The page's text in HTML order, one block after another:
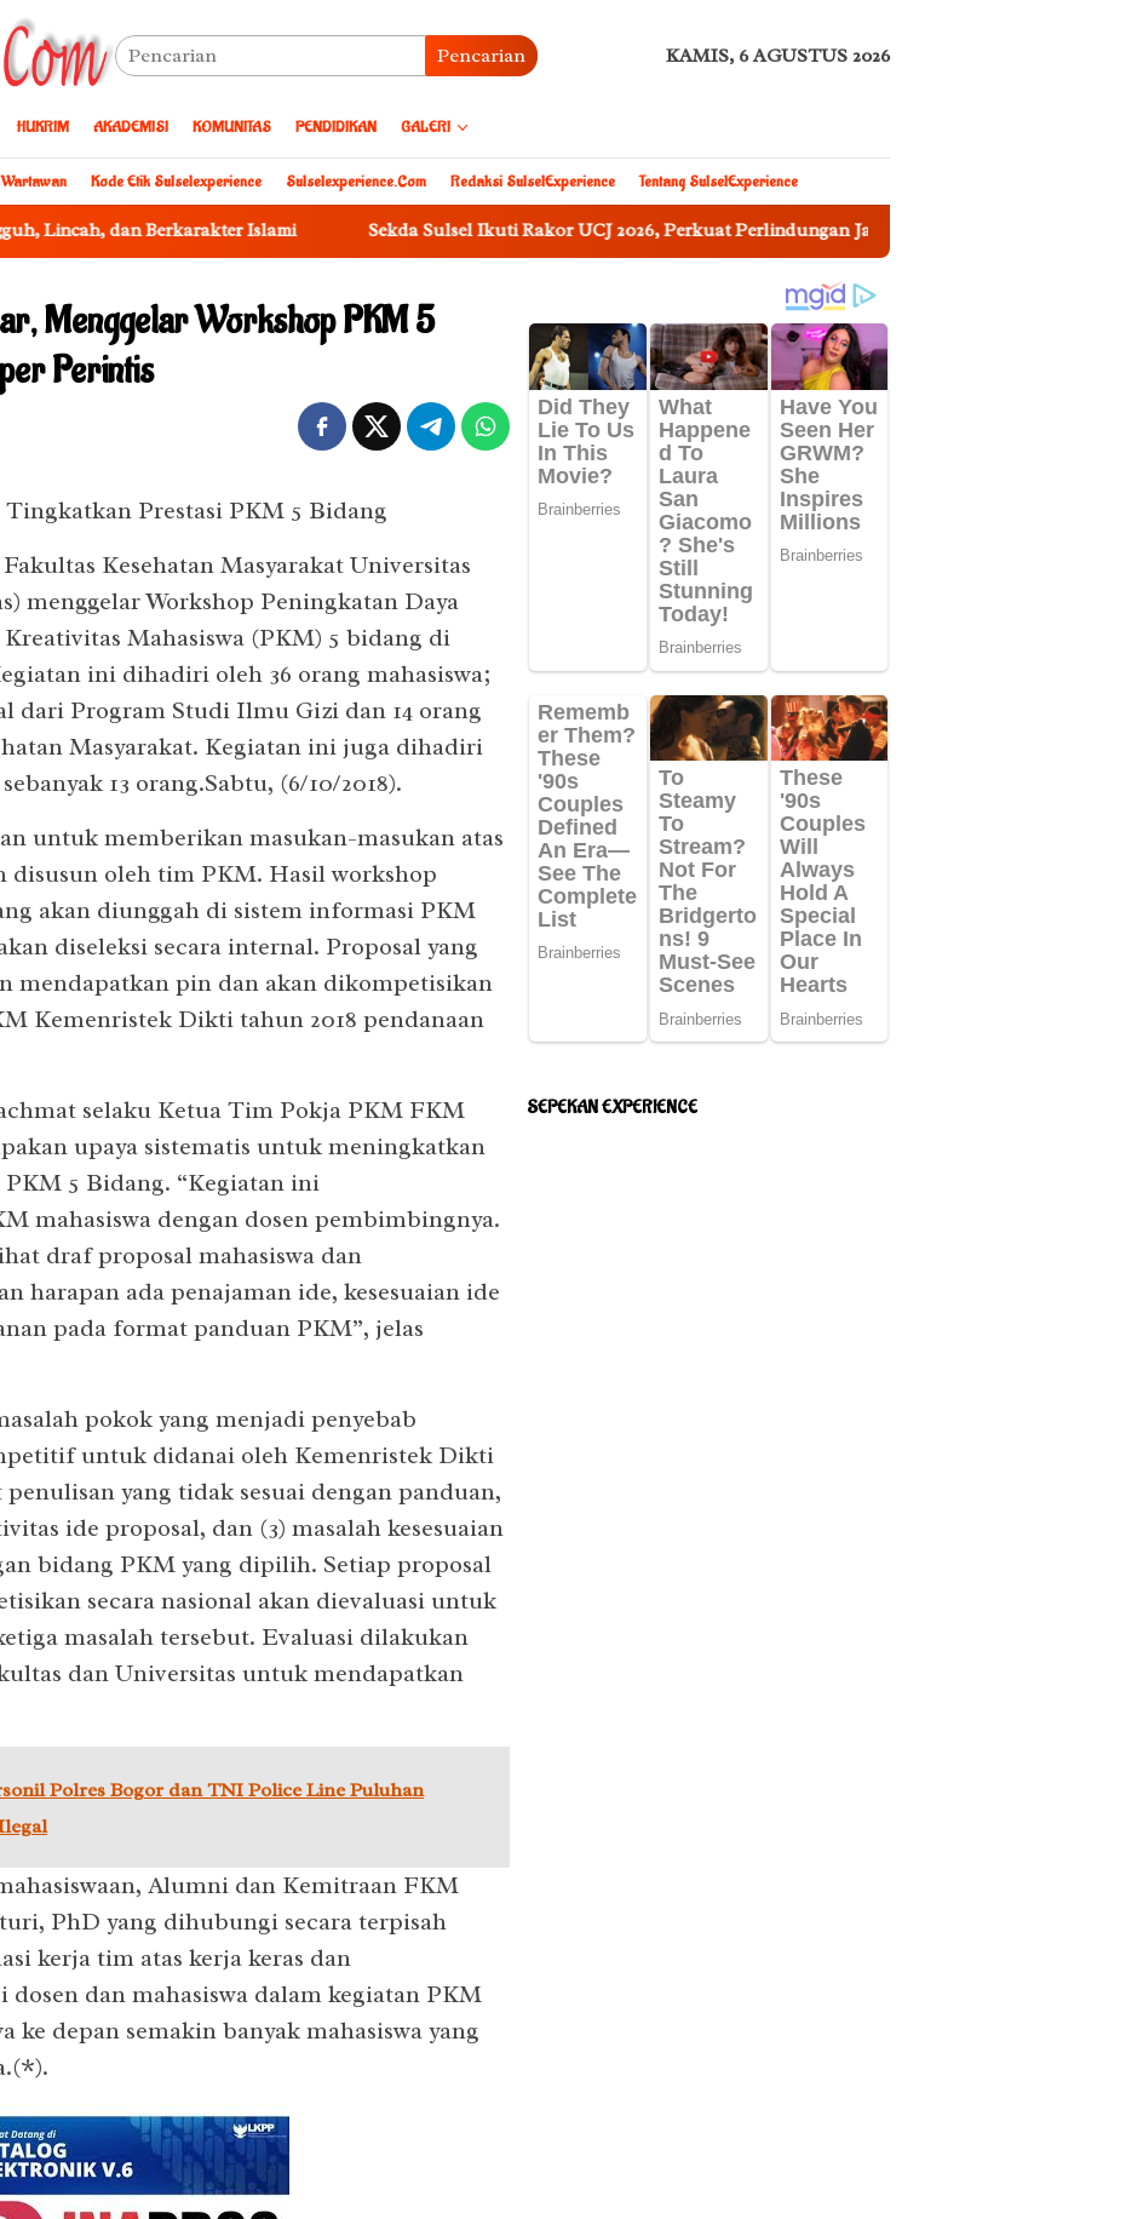
Pencarian KAMIS, 6 AGUSTUS 2026
HUKRIM AKADEMISI KOMUNITAS PENDIDIKAN GALERI
Kode Etik Sulselexperience Sulselexperience.com Redaksi SulselExperience Tentang SulselExperience
dan Berkarakter Islami Sekda Sulsel Ikuti Rakor UCJ 2026, Perkuat Perlindungan Jaminan Sosial bagi Pekerja Rentan
Menggelar Workshop PKM 5
Perintis
Prestasi PKM 5 Bidang
Kesehatan Masyarakat Universitas
menggelar Workshop Peningkatan Daya
Mahasiswa (PKM) 5 bidang di
ini dihadiri oleh 36 orang mahasiswa;
dari Program Studi Ilmu Gizi dan 14 orang
Masyarakat. Kegiatan ini juga dihadiri
13 orang.Sabtu, (6/10/2018).
untuk memberikan masukan-masukan atas
disusun oleh tim PKM. Hasil workshop
akan diunggah di sistem informasi PKM
diseleksi secara internal. Proposal yang
mendapatkan pin dan akan dikompetisikan
Kemenristek Dikti tahun 2018 pendanaan
selaku Ketua Tim Pokja PKM FKM
upaya sistematis untuk meningkatkan
PKM 5 Bidang. “Kegiatan ini
mahasiswa dengan dosen pembimbingnya.
draf proposal mahasiswa dan
harapan ada penajaman ide, kesesuaian ide
pada format panduan PKM”, jelas
pokok yang menjadi penyebab
untuk didanai oleh Kemenristek Dikti
yang tidak sesuai dengan panduan,
ide proposal, dan (3) masalah kesesuaian
bidang PKM yang dipilih. Setiap proposal
secara nasional akan dievaluasi untuk
masalah tersebut. Evaluasi dilakukan
dan Universitas untuk mendapatkan
Polres Bogor dan TNI Police Line Puluhan
Alumni dan Kemitraan FKM
PhD yang dihubungi secara terpisah
kerja tim atas kerja keras dan
dan mahasiswa dalam kegiatan PKM
ke depan semakin banyak mahasiswa yang
SEPEKAN EXPERIENCE
67 views
Islami